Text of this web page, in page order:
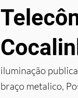
iluminação
braço metalico,